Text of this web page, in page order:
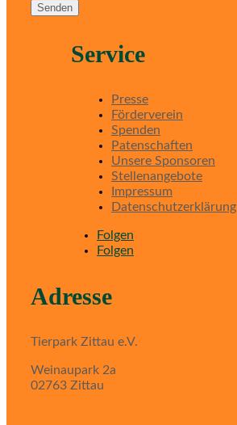
Senden
Service
Presse
Förderverein
Spenden
Patenschaften
Unsere Sponsoren
Stellenangebote
Impressum
Datenschutzerklärung
Folgen
Folgen
Adresse
Tierpark Zittau e.V.
Weinaupark 2a
02763 Zittau